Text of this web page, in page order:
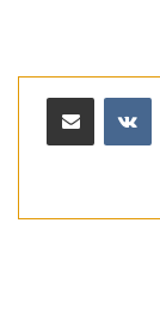
مشاركة عبر البريد